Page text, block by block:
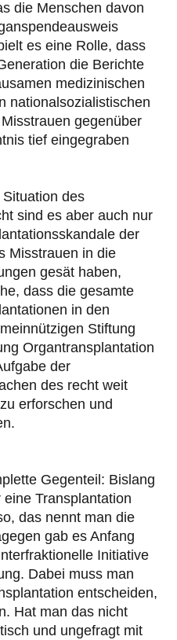
die Menschen davon
es eine Rolle, dass
die Berichte
medizinischen
nationalsozialistischen
gegenüber
tief eingegraben
des
sind es aber auch nur
der
Misstrauen in die
gesät haben,
dass die gesamte
in den
Stiftung
Organtransplantation
der
des recht weit
erforschen und
Gegenteil: Bislang
Transplantation
das nennt man die
gab es Anfang
Initiative
Dabei muss man
entscheiden,
Hat man das nicht
und ungefragt mit